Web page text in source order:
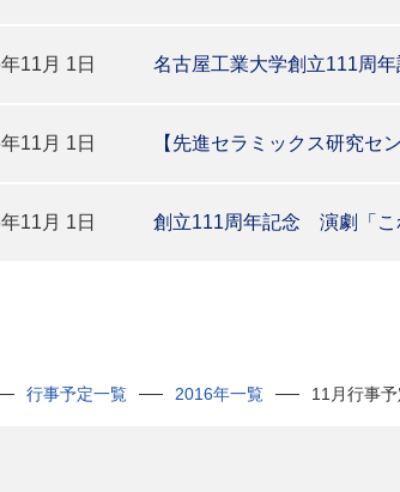
11月 1日 名古屋工業大学創立111周
11月 1日 【先進セラミックス研究セ
11月 1日 創立111周年記念 演劇「こ
行事予定一覧 2016年一覧 11月行事